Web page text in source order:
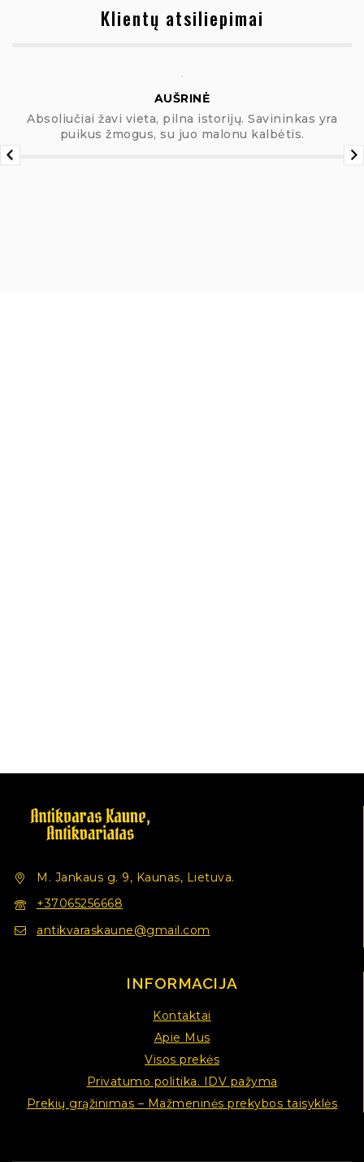
Klientų atsiliepimai
Absoliučiai žavi vieta, pilna istorijų. Savininkas yra
puikus žmogus, su juo malonu kalbėtis.
AUŠRINĖ
M. Jankaus g. 9, Kaunas, Lietuva.
+37065256668
antikvaraskaune@gmail.com
INFORMACIJA
Kontaktai
Apie Mus
Visos prekės
Privatumo politika. IDV pažyma
Prekių grąžinimas – Mažmeninės prekybos taisyklės